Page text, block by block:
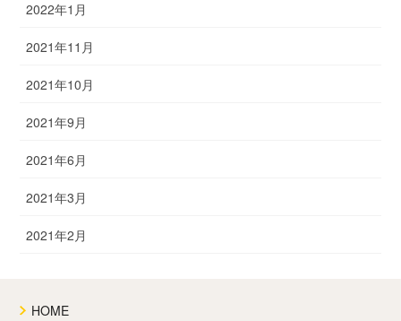
2022年1月
2021年11月
2021年10月
2021年9月
2021年6月
2021年3月
2021年2月
HOME